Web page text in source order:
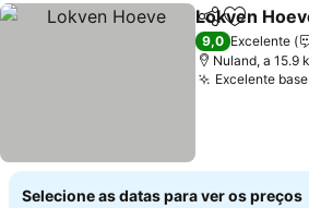
Partilhar
Lokven
9,0 Excelente
Nuland, a 15.9
Excelente
Selecione as datas para ver os preços